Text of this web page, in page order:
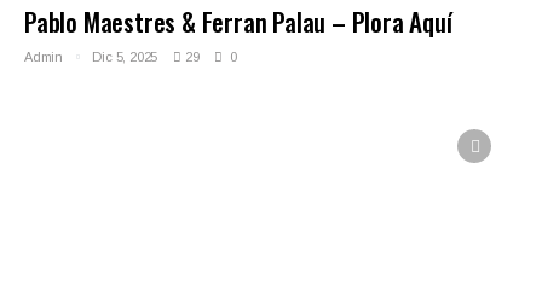
Pablo Maestres & Ferran Palau – Plora Aquí
Admin Dic 5, 2025 29 0